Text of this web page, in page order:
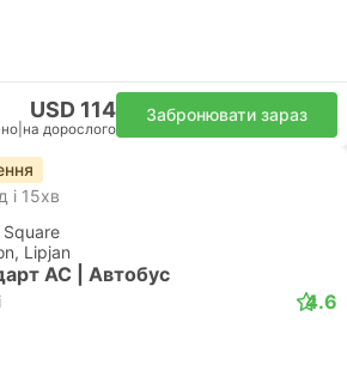
USD 114
на дорослого
Забронювати зараз
і 15хв
Lipjan
АС | Автобус
4.6